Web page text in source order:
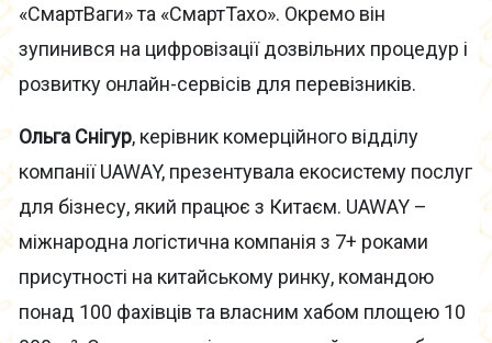
«СмартВаги» та «СмартТахо». Окремо він
зупинився на цифровізації дозвільних процедур і
розвитку онлайн-сервісів для перевізників.
Ольга Снігур, керівник комерційного відділу
компанії UAWAY, презентувала екосистему послуг
для бізнесу, який працює з Китаєм. UAWAY –
міжнародна логістична компанія з 7+ роками
присутності на китайському ринку, командою
понад 100 фахівців та власним хабом площею 10